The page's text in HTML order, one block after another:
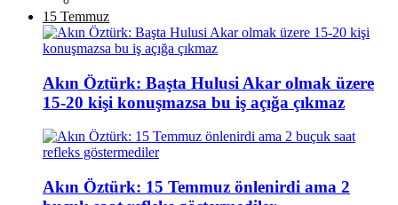
15 Temmuz
Akın Öztürk: Başta Hulusi Akar olmak üzere
15-20 kişi konuşmazsa bu iş açığa çıkmaz
Akın Öztürk: 15 Temmuz önlenirdi ama 2